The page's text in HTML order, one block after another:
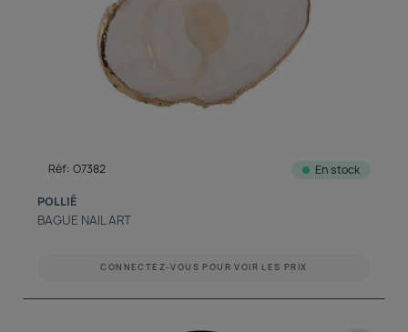
Réf: O7382 En stock
POLLIÉ
BAGUE NAIL ART
CONNECTEZ-VOUS POUR VOIR LES PRIX